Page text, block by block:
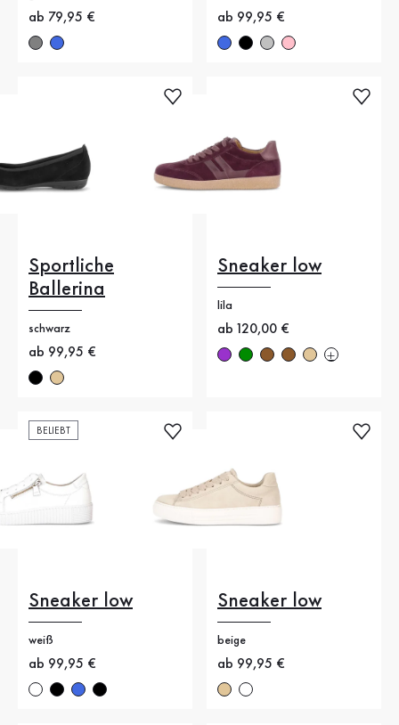
Neuer Preis
ab 79,95 € Neuer Preis
ab 99,95 €
Sportliche
Ballerina
schwarz
Neuer Preis
ab 99,95 €
Sneaker low
lila
Neuer Preis
ab 120,00 €
BELIEBT
Sneaker low
weiß
Neuer Preis
ab 99,95 €
Sneaker low
beige
Neuer Preis
ab 99,95 €